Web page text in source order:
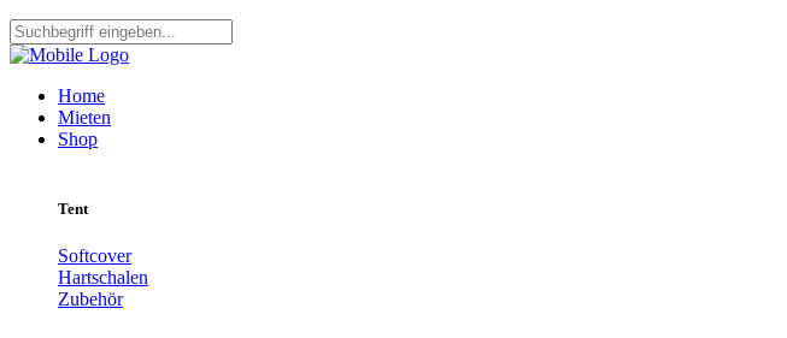
Home
Mieten
Shop
Tent
Softcover
Hartschalen
Zubehör